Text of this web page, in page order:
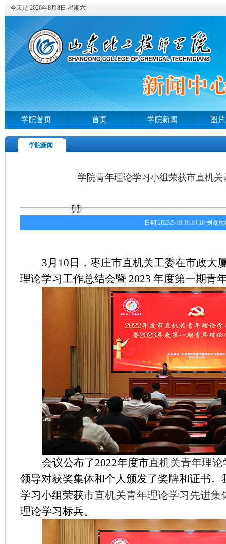
今天是 2026年8月8日 星期六
学院首页 首页 学院新闻 图
学院新闻
学院青年理论学习小组荣获市直机
日期:2023/3/10 18:10:10 浏览次
3月 10 日，枣庄市直机关工委在市政大
理论学习工作总结会暨 2023 年度第一期青
会议公布了2022年度市直机关青年理
领导对获奖集体和个人颁发了奖牌和证书。
学习小组荣获市直机关青年理论学习先进
理论学习标兵。